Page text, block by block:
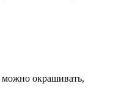
можно окрашивать,